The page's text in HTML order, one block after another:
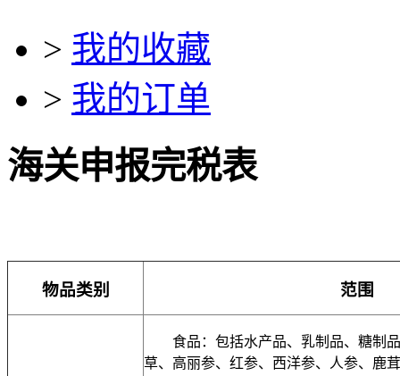
> 我的收藏
> 我的订单
海关申报完税表
物品类别 范围
食品：包括水产品、乳制品、糖制品
草、高丽参、红参、西洋参、人参、鹿